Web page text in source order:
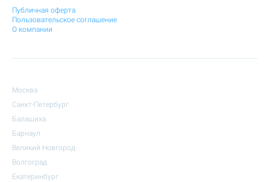
Публичная оферта
Пользовательское соглашение
О компании
Москва
Санкт-Петербург
Балашиха
Барнаул
Великий Новгород
Волгоград
Екатеринбург